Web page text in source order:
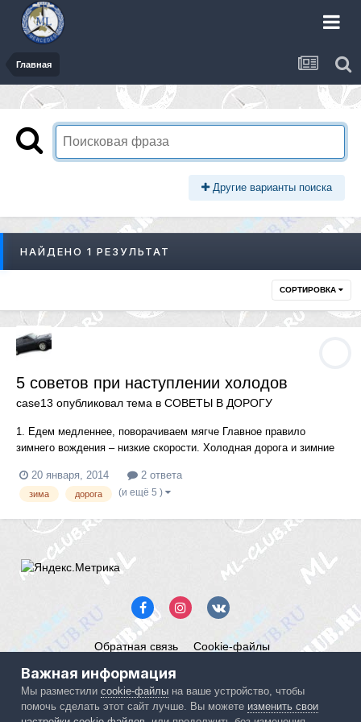
Главная
Другие варианты поиска
НАЙДЕНО 1 РЕЗУЛЬТАТ
СОРТИРОВКА
5 советов при наступлении холодов
case13 опубликовал тема в СОВЕТЫ В ДОРОГУ
1. Едем медленнее, поворачиваем мягче Главное правило
зимнего вождения – низкие скорости. Холодная дорога и зимние
В геометрической прогрессии увеличиваются тормозной путь и
сносы при манёврах. Чтобы нивелировать эту разницу, нужно
20 января, 2014 2 ответа
зима дорога (и ещё 5 )
Обратная связь Cookie-файлы
Powered by Invision Community
Важная информация
Мы разместилиcookie-файлы на ваше устройство, чтобы
помочь сделать этот сайт лучше. Вы можете изменить свои
IPS spam blocked by CleanTalk.